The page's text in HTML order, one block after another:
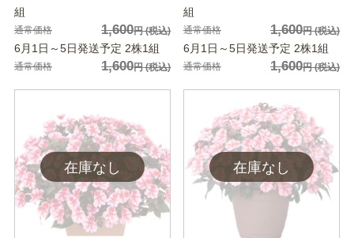
組
通常価格 1,600円(税込)
6月1日～5日発送予定 2株1組
通常価格 1,600円(税込)
組
通常価格 1,600円(税込)
6月1日～5日発送予定 2株1組
通常価格 1,600円(税込)